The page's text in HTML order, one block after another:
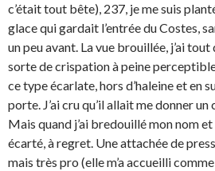
c’était tout bête), 237, je me suis
glace qui gardait l’entrée du Costes,
un peu avant. La vue brouillée, j’ai
sorte de crispation à peine
ce type écarlate, hors d’haleine et en
porte. J’ai cru qu’il allait me donner
Mais quand j’ai bredouillé mon nom et
écarté, à regret. Une attachée de
mais très pro (elle m’a accueilli